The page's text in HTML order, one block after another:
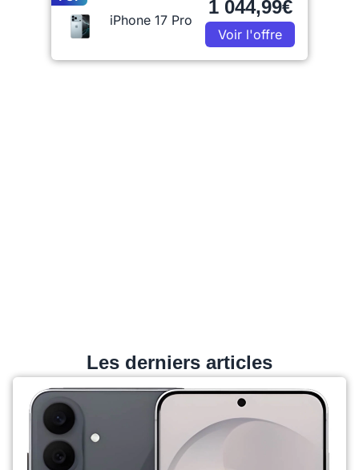
iPhone 17 Pro
1 044,99€
Voir l'offre
Les derniers articles